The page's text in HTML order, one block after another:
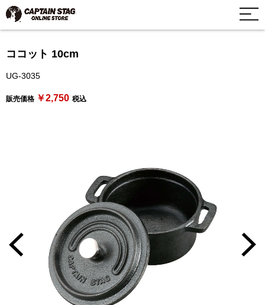
ココット 10cm
UG-3035
販売価格 ￥2,750 税込